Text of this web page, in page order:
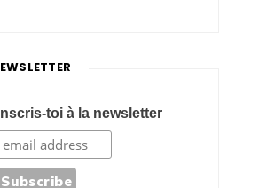
Inscris-toi à la newsletter